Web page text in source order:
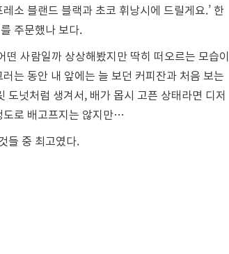
소 블랜드 블랙과 초코 휘낭시에 드릴게요.’ 한
주문했나 보다.
사람일까 상상해봤지만 딱히 떠오르는 모습이
는 동안 내 앞에는 늘 보던 커피잔과 처음 보는
넛처럼 생겨서, 배가 몹시 고픈 상태라면 디저
도로 배고프지는 않지만…
들 중 최고였다.